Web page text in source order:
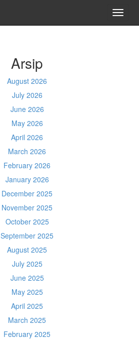
Arsip
August 2026
July 2026
June 2026
May 2026
April 2026
March 2026
February 2026
January 2026
December 2025
November 2025
October 2025
September 2025
August 2025
July 2025
June 2025
May 2025
April 2025
March 2025
February 2025